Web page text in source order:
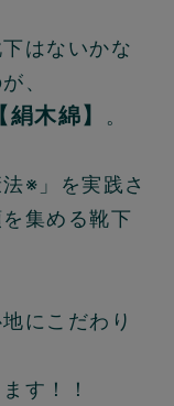
はないかな
、
木綿】 。
※」
を実践さ
集める靴下
にこだわり
す！！